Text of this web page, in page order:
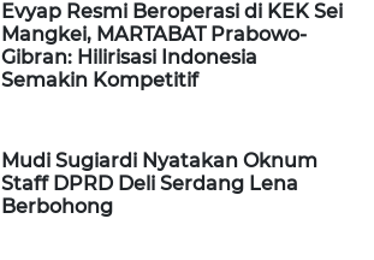
Evyap Resmi Beroperasi di KEK Sei
Mangkei, MARTABAT Prabowo-
Gibran: Hilirisasi Indonesia
Semakin Kompetitif
Mudi Sugiardi Nyatakan Oknum
Staff DPRD Deli Serdang Lena
Berbohong